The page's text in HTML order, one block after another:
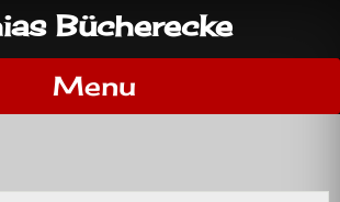
Bücherecke
Menu